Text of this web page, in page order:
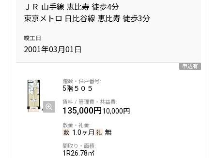
ＪＲ 山手線 恵比寿 徒歩4分
東京メトロ 日比谷線 恵比寿 徒歩3分
竣工日
2001年03月01日
申込有
5階５０５
135,000円10,000円
1.0ヶ月 無
1R26.78㎡